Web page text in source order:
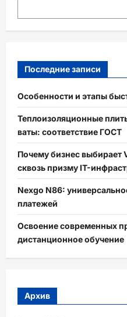
Последние записи
Особенности и этапы
Теплоизоляционные
ваты: соответствие ГОСТ
Почему бизнес выбирает
сквозь призму IT-
Nexgo N86:
платежей
Освоение современных
дистанционное обучение
Архив